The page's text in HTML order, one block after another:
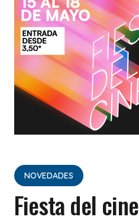
NOVEDADES
Fiesta del cine